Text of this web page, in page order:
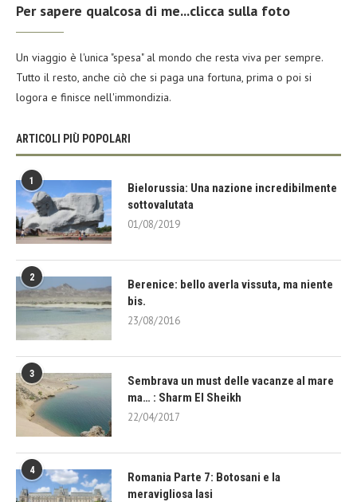
Per sapere qualcosa di me...clicca sulla foto
Un viaggio è l'unica "spesa" al mondo che resta viva per sempre.
Tutto il resto, anche ciò che si paga una fortuna, prima o poi si
logora e finisce nell'immondizia.
ARTICOLI PIÙ POPOLARI
1
Bielorussia: Una nazione incredibilmente
sottovalutata
01/08/2019
2
Berenice: bello averla vissuta, ma niente
bis.
23/08/2016
3
Sembrava un must delle vacanze al mare
ma… : Sharm El Sheikh
22/04/2017
4
Romania Parte 7: Botosani e la
meravigliosa Iasi